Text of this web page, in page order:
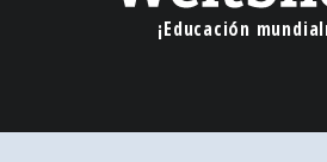
¡Educación